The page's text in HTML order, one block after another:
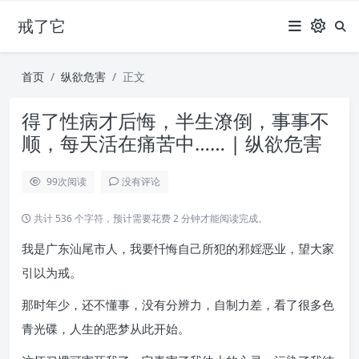
戒了它
首页 纵欲危害 正文
得了性病才后悔，半生潦倒，事事不
顺，每天活在痛苦中…… | 纵欲危害
99次阅读 没有评论
共计 536 个字符，预计需要花费 2 分钟才能阅读完成。
我是广东汕尾市人，我要忏悔自己所犯的邪婬恶业，望大家
引以为戒。
那时年少，还不懂事，没有分辨力，自制力差，看了很多色
青光碟，人生的恶梦从此开始。